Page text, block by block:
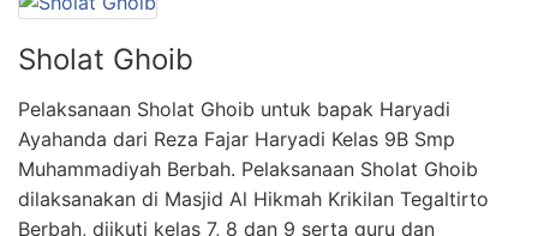
Sholat Ghoib
Pelaksanaan Sholat Ghoib untuk bapak Haryadi
Ayahanda dari Reza Fajar Haryadi Kelas 9B Smp
Muhammadiyah Berbah. Pelaksanaan Sholat Ghoib
dilaksanakan di Masjid Al Hikmah Krikilan Tegaltirto
Berbah, diikuti kelas 7, 8 dan 9 serta guru dan